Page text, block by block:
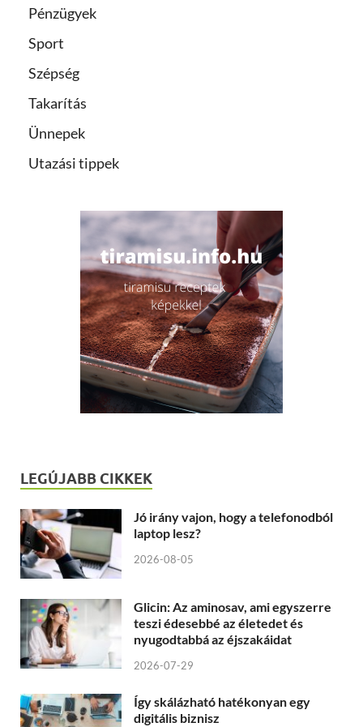
Pénzügyek
Sport
Szépség
Takarítás
Ünnepek
Utazási tippek
LEGÚJABB CIKKEK
Jó irány vajon, hogy a telefonodból
laptop lesz?
2026-08-05
Glicin: Az aminosav, ami egyszerre
teszi édesebbé az életedet és
nyugodtabbá az éjszakáidat
2026-07-29
Így skálázható hatékonyan egy
digitális biznisz